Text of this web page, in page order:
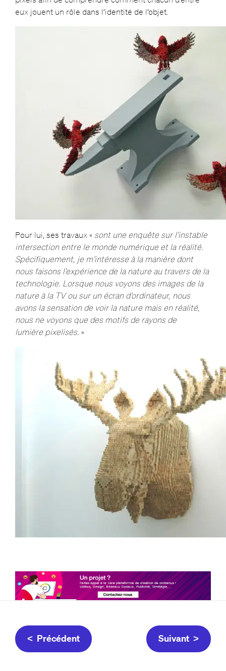
eux jouent un rôle dans l’identité de l’objet.
Pour lui, ses travaux « sont une enquête sur l’instable
intersection entre le monde numérique et la réalité.
Spécifiquement, je m’intéresse à la manière dont
nous faisons l’expérience de la nature au travers de la
technologie. Lorsque nous voyons des images de la
nature à la TV ou sur un écran d’ordinateur, nous
avons la sensation de voir la nature mais en réalité,
nous ne voyons que des motifs de rayons de
lumière pixelisés. »
< Précédent Suivant >